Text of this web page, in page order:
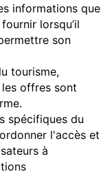
informations que
lorsqu’il
son
tourisme,
offres sont
spécifiques du
l'accès et
à